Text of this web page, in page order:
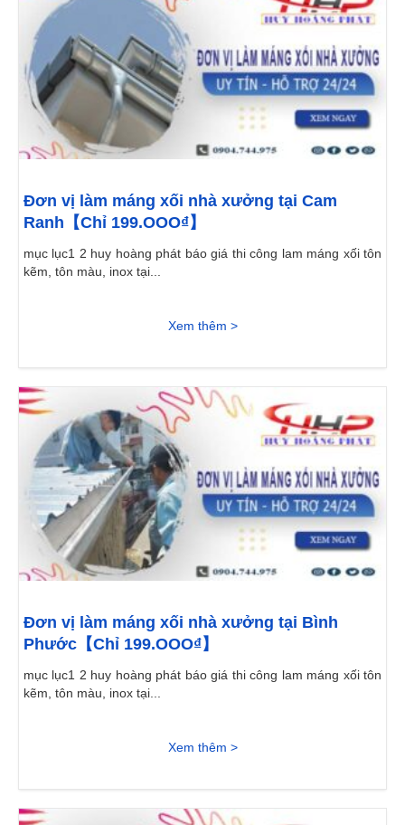
Đơn vị làm máng xối nhà xưởng tại Cam
Ranh【Chỉ 199.OOO₫】
mục lục1 2 huy hoàng phát báo giá thi công lam máng xối tôn
kẽm, tôn màu, inox tại...
Xem thêm >
Đơn vị làm máng xối nhà xưởng tại Bình
Phước【Chỉ 199.OOO₫】
mục lục1 2 huy hoàng phát báo giá thi công lam máng xối tôn
kẽm, tôn màu, inox tại...
Xem thêm >